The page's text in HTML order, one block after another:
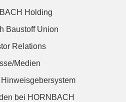
Holding
Baustoff Union
Relations
Medien
bei HORNBACH